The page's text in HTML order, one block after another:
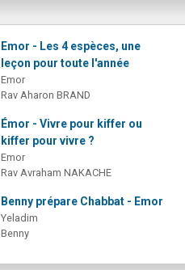
Emor - Les 4 espèces, une
leçon pour toute l'année
Emor
Rav Aharon BRAND
Émor - Vivre pour kiffer ou
kiffer pour vivre ?
Emor
Rav Avraham NAKACHE
Benny prépare Chabbat - Emor
Yeladim
Benny